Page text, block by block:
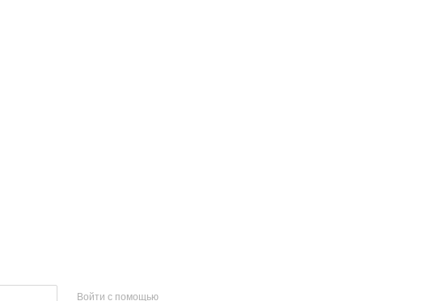
Войти с помощью